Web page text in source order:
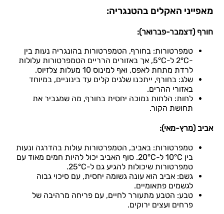
מאפייני האקלים בהטנגריה:
חורף (דצמבר-פברואר):
טמפרטורות: בחורף, הטמפרטורות בהונגריה נעות בין
-2°C ל-5°C, אך באזורים הרריים הטמפרטורות עלולות
לרדת מתחת לאפס, ואף למינוס 10 מעלות צלזיוס.
שלג: בחורף, ייתכנו שלגים קלים עד בינוניים, במיוחד
באזורי ההרים.
לחות: הלחות נמוכה יחסית בחורף, מה שמגביר את
תחושת הקור.
אביב (מרץ-מאי):
טמפרטורות: באביב, הטמפרטורות עולות בהדרגה ונעות
בין 10°C ל-20°C. סוף האביב יכול להיות חמים מאוד עם
טמפרטורות שיכולות להגיע גם ל-25°C.
גשם: אביב הוא עונה גשומה יחסית, עם סיכוי גבוה
לגשמים פתאומיים.
טבע: הטבע מתעורר לחיים, עם פריחה מרהיבה של
פרחים ועצים ירוקים.